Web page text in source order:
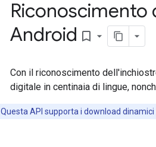
Riconoscimento
Android bookmark_border
Con il riconoscimento
digitale in centinaia di lingue,
Questa API supporta i download